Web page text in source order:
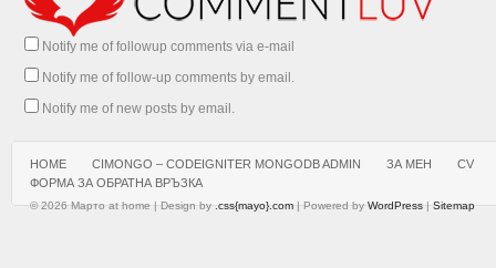
Notify me of followup comments via e-mail
Notify me of follow-up comments by email.
Notify me of new posts by email.
HOME CIMONGO – CODEIGNITER MONGODB ADMIN ЗА МЕН
CV
ФОРМА ЗА ОБРАТНА ВРЪЗКА
© 2026 Марто at home | Design by.css{mayo}.com| Powered byWordPress|Sitemap